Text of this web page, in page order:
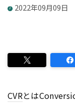
2022年09月09日
CVRとは